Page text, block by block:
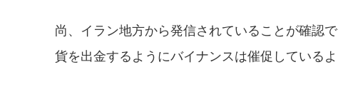
尚、イラン地方から発信されていることが確認
貨を出金するようにバイナンスは催促しているよ